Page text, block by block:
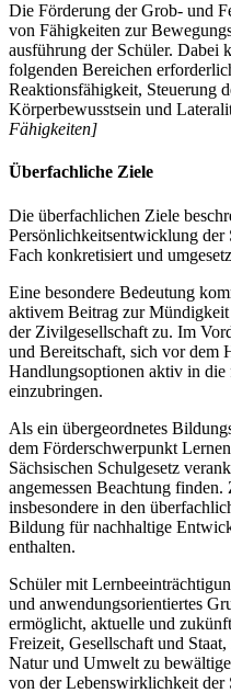
Die Förderung der Grob- und
von Fähigkeiten zur
ausführung der Schüler. Dabei
folgenden Bereichen
Reaktionsfähigkeit, Steuerung
Körperbewusstsein und
Fähigkeiten]
Überfachliche Ziele
Die überfachlichen Ziele
Persönlichkeitsentwicklung der
Fach konkretisiert und
Eine besondere Bedeutung
aktivem Beitrag zur
der Zivilgesellschaft zu. Im
und Bereitschaft, sich vor dem
Handlungsoptionen aktiv in
einzubringen.
Als ein übergeordnetes
dem Förderschwerpunkt
Sächsischen Schulgesetz
angemessen Beachtung
insbesondere in den
Bildung für nachhaltige
enthalten.
Schüler mit
und anwendungsorientiertes
ermöglicht, aktuelle und
Freizeit, Gesellschaft und
Natur und Umwelt zu
von der Lebenswirklichkeit der